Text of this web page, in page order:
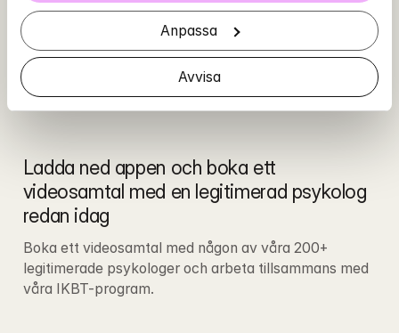
Anpassa
Avvisa
Ladda ned appen och boka ett
videosamtal med en legitimerad psykolog
redan idag
Boka ett videosamtal med någon av våra 200+
legitimerade psykologer och arbeta tillsammans med
våra IKBT-program.